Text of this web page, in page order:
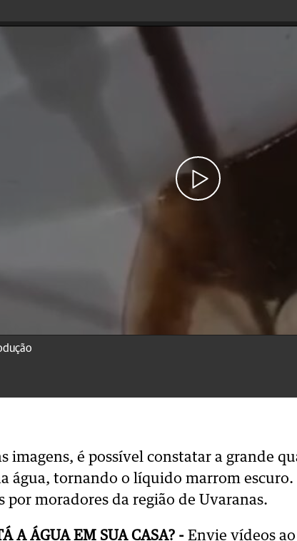
imagens, é possível constatar a grande
água, tornando o líquido marrom escuro.
por moradores da região de Uvaranas.
A ÁGUA EM SUA CASA? - Envie vídeos